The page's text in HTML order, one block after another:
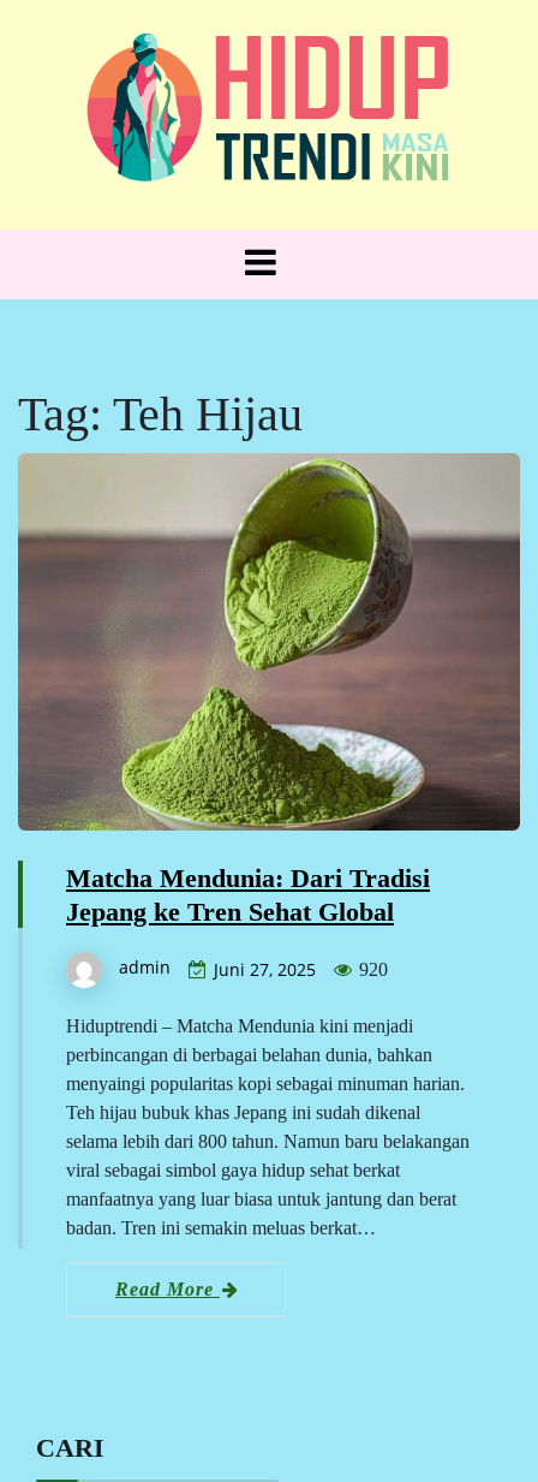
HIDUP
TRENDI
Tag: Teh Hijau
Matcha Mendunia: Dari Tradisi
Jepang ke Tren Sehat Global
admin Juni 27, 2025 920
Hiduptrendi – Matcha Mendunia kini menjadi
perbincangan di berbagai belahan dunia, bahkan
menyaingi popularitas kopi sebagai minuman harian.
Teh hijau bubuk khas Jepang ini sudah dikenal
selama lebih dari 800 tahun. Namun baru belakangan
viral sebagai simbol gaya hidup sehat berkat
manfaatnya yang luar biasa untuk jantung dan berat
badan. Tren ini semakin meluas berkat…
Read More
CARI